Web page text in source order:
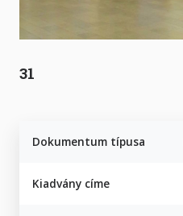
31
Dokumentum típusa
Kiadvány címe